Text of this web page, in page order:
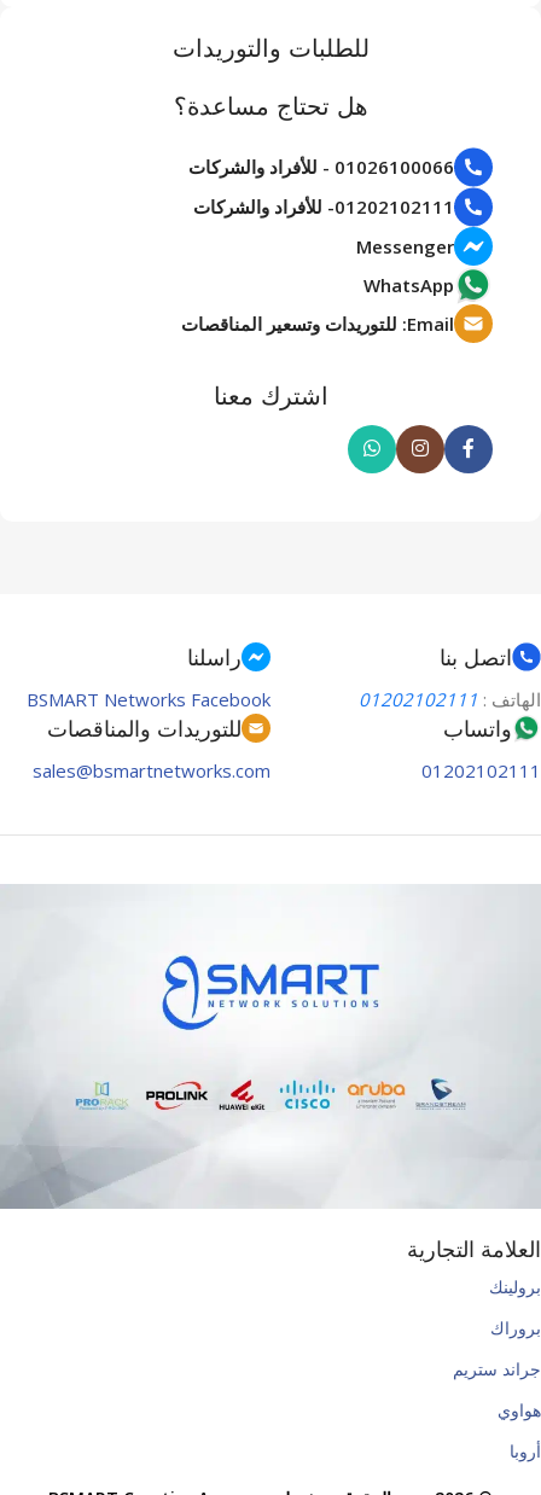
للطلبات والتوريدات
هل تحتاج مساعدة؟
01026100066 - للأفراد والشركات
01202102111- للأفراد والشركات
Messenger
WhatsApp
Email: للتوريدات وتسعير المناقصات
اشترك معنا
اتصل بنا
الهاتف : 01202102111
راسلنا
BSMART Networks Facebook
واتساب
01202102111
للتوريدات والمناقصات
sales@bsmartnetworks.com
العلامة التجارية
برولينك
بروراك
جراند ستريم
هواوي
أروبا